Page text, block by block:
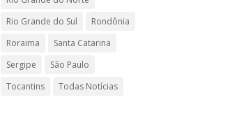
Rio Grande do Sul
Rondônia
Roraima
Santa Catarina
Sergipe
São Paulo
Tocantins
Todas Notícias